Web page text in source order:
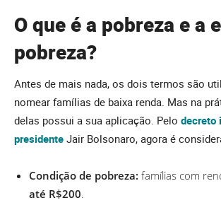
O que é a pobreza e a
pobreza?
Antes de mais nada, os dois termos são
nomear famílias de baixa renda. Mas na
delas possui a sua aplicação. Pelo decreto
presidente Jair Bolsonaro, agora é
Condição de pobreza: famílias com
até R$200.